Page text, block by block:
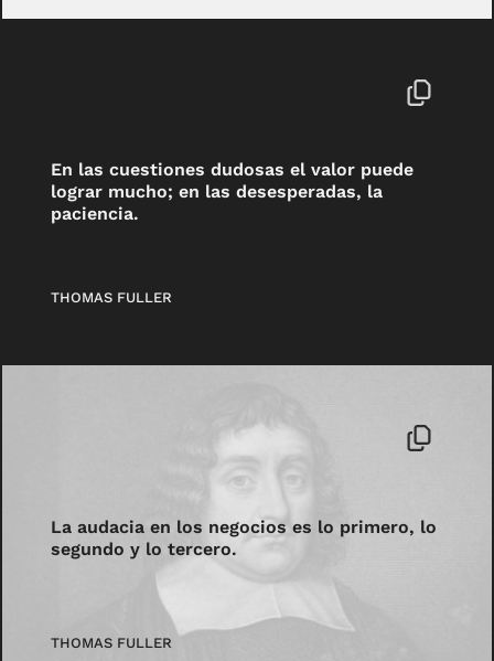
En las cuestiones dudosas el valor puede
lograr mucho; en las desesperadas, la
paciencia.
THOMAS FULLER
La audacia en los negocios es lo primero, lo
segundo y lo tercero.
THOMAS FULLER